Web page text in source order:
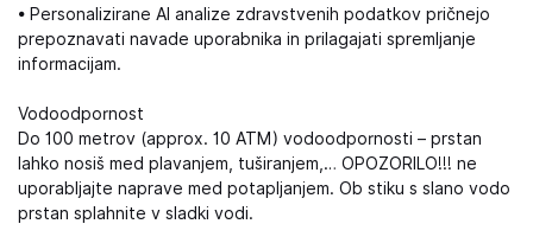
• Personalizirane AI analize zdravstvenih podatkov pričnejo
prepoznavati navade uporabnika in prilagajati spremljanje
informacijam.
Vodoodpornost
Do 100 metrov (approx. 10 ATM) vodoodpornosti – prstan
lahko nosiš med plavanjem, tuširanjem,… OPOZORILO!!! ne
uporabljajte naprave med potapljanjem. Ob stiku s slano vodo
prstan splahnite v sladki vodi.